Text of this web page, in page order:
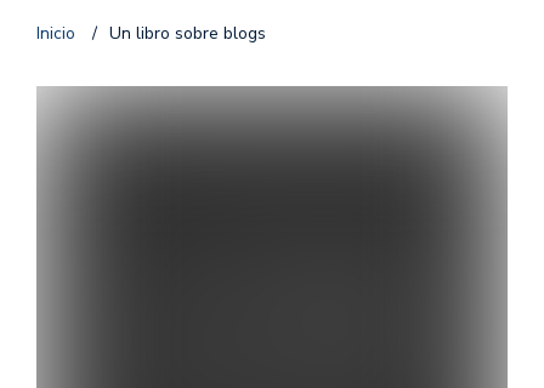
Inicio / Un libro sobre blogs